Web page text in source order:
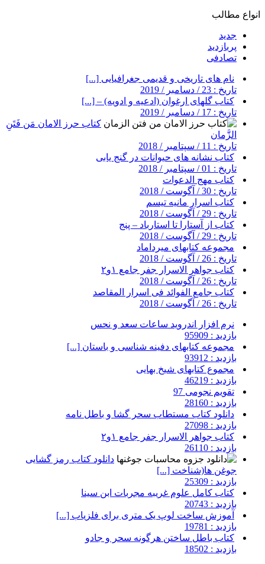
انواع مطالب
جدید
پربازدید
تصادفی
نام های تاریخی و قدیمی جغرافیایی [...]
تاریخ : 23 / دسامبر / 2019
کتاب گلهای ارغوان (ادعیه و ادویه) – [...]
تاریخ : 17 / دسامبر / 2019
کتاب حرز الامان مَن فَتَنِ
الزَّمان
تاریخ : 11 / سپتامبر / 2018
کتاب نشانه های حیوانات در گنج یابی
تاریخ : 01 / سپتامبر / 2018
کتاب مهج الدعوات
تاریخ : 30 / آگوست / 2018
کتاب اسرار مانیه تیسم
تاریخ : 29 / آگوست / 2018
کتاب از آستارا تا استارباد – پنج
تاریخ : 29 / آگوست / 2018
مجموعه کتابهای میرداماد
تاریخ : 26 / آگوست / 2018
کتاب جواهر الاسرار جفر جامع ۱و۲
تاریخ : 26 / آگوست / 2018
کتاب جامع الفوائد فی اسرار المقاصد
تاریخ : 26 / آگوست / 2018
نرم افزار اندروید ساعات سعد و نحس
بازدید : 95909
مجموعه کتابهای دفینه شناسی و باستان [...]
بازدید : 93912
مجموع کتابهای شیخ بهایی
بازدید : 46219
تقویم نجومی 97
بازدید : 28160
دانلود کتاب مستطاب سحر گشا و باطل نامه
بازدید : 27098
کتاب جواهر الاسرار جفر جامع ۱و۲
بازدید : 26110
دانلود کتاب رمز گشایی
جوغن ها(شناخت [...]
بازدید : 25309
کتاب کامل علوم غریبه مجربات ابن سینا
بازدید : 20743
آموزش ساخت لوپ یک متری برای فلزیاب [...]
بازدید : 19781
کتاب باطل ساختن هرگونه سحر و جادو
بازدید : 18502